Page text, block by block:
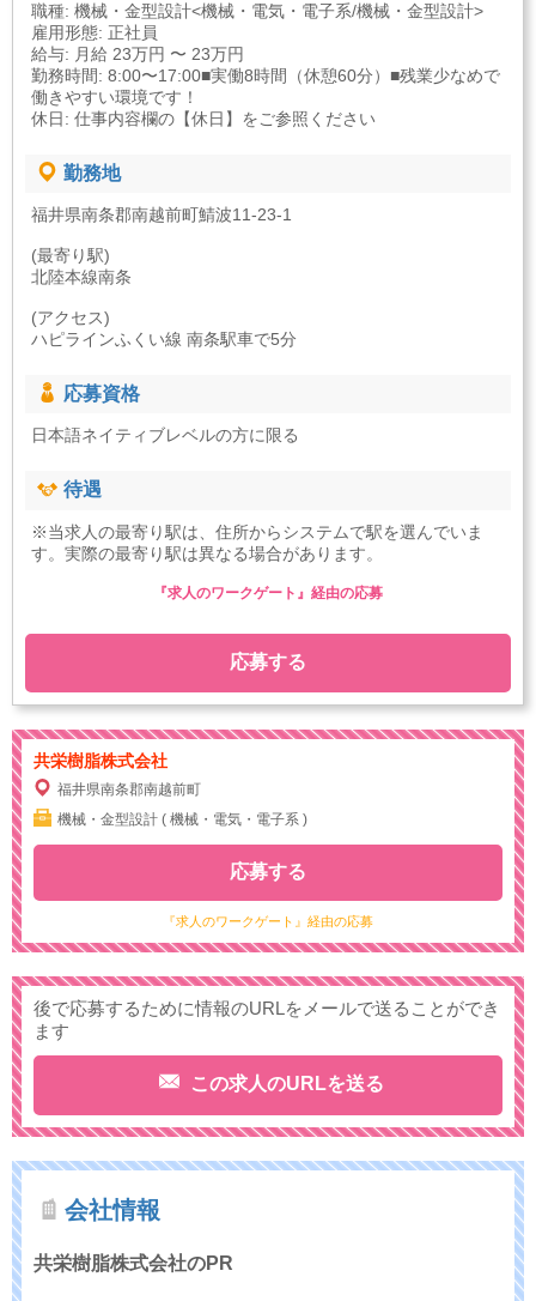
職種: 機械・金型設計<機械・電気・電子系/機械・金型設計>
雇用形態: 正社員
給与: 月給 23万円 〜 23万円
勤務時間: 8:00〜17:00■実働8時間（休憩60分）■残業少なめで
働きやすい環境です！
休日: 仕事内容欄の【休日】をご参照ください
勤務地
福井県南条郡南越前町鯖波11-23-1
(最寄り駅)
北陸本線南条
(アクセス)
ハピラインふくい線 南条駅車で5分
応募資格
日本語ネイティブレベルの方に限る
待遇
※当求人の最寄り駅は、住所からシステムで駅を選んでいま
す。実際の最寄り駅は異なる場合があります。
応募する
『求人のワークゲート』経由の応募
共栄樹脂株式会社
福井県南条郡南越前町
機械・金型設計 ( 機械・電気・電子系 )
『求人のワークゲート』経由の応募
応募する
後で応募するために情報のURLをメールで送ることができ
ます
この求人のURLを送る
会社情報
共栄樹脂株式会社のPR